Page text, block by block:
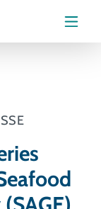
Menu